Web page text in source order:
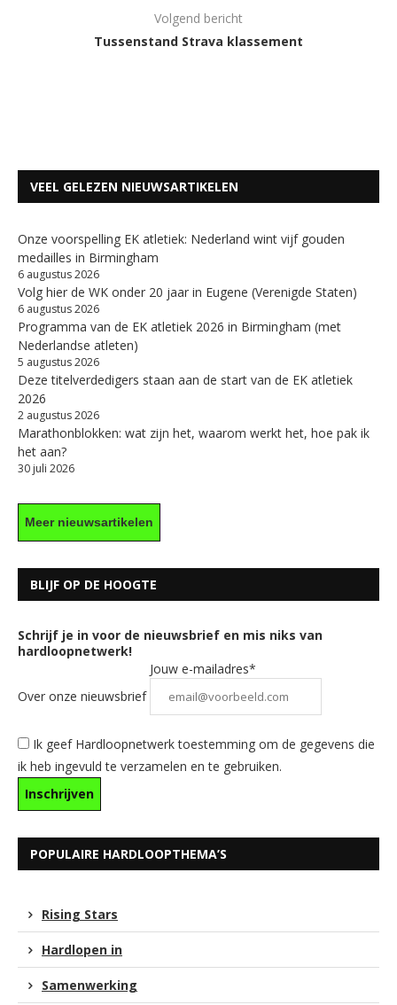
Volgend bericht
Tussenstand Strava klassement
VEEL GELEZEN NIEUWSARTIKELEN
Onze voorspelling EK atletiek: Nederland wint vijf gouden
medailles in Birmingham
6 augustus 2026
Volg hier de WK onder 20 jaar in Eugene (Verenigde Staten)
6 augustus 2026
Programma van de EK atletiek 2026 in Birmingham (met
Nederlandse atleten)
5 augustus 2026
Deze titelverdedigers staan aan de start van de EK atletiek
2026
2 augustus 2026
Marathonblokken: wat zijn het, waarom werkt het, hoe pak ik
het aan?
30 juli 2026
Meer nieuwsartikelen
BLIJF OP DE HOOGTE
Schrijf je in voor de nieuwsbrief en mis niks van
hardloopnetwerk!
Over onze nieuwsbrief
Jouw e-mailadres*
Ik geef Hardloopnetwerk toestemming om de gegevens die
ik heb ingevuld te verzamelen en te gebruiken.
POPULAIRE HARDLOOPTHEMA’S
Rising Stars
Hardlopen in
Samenwerking